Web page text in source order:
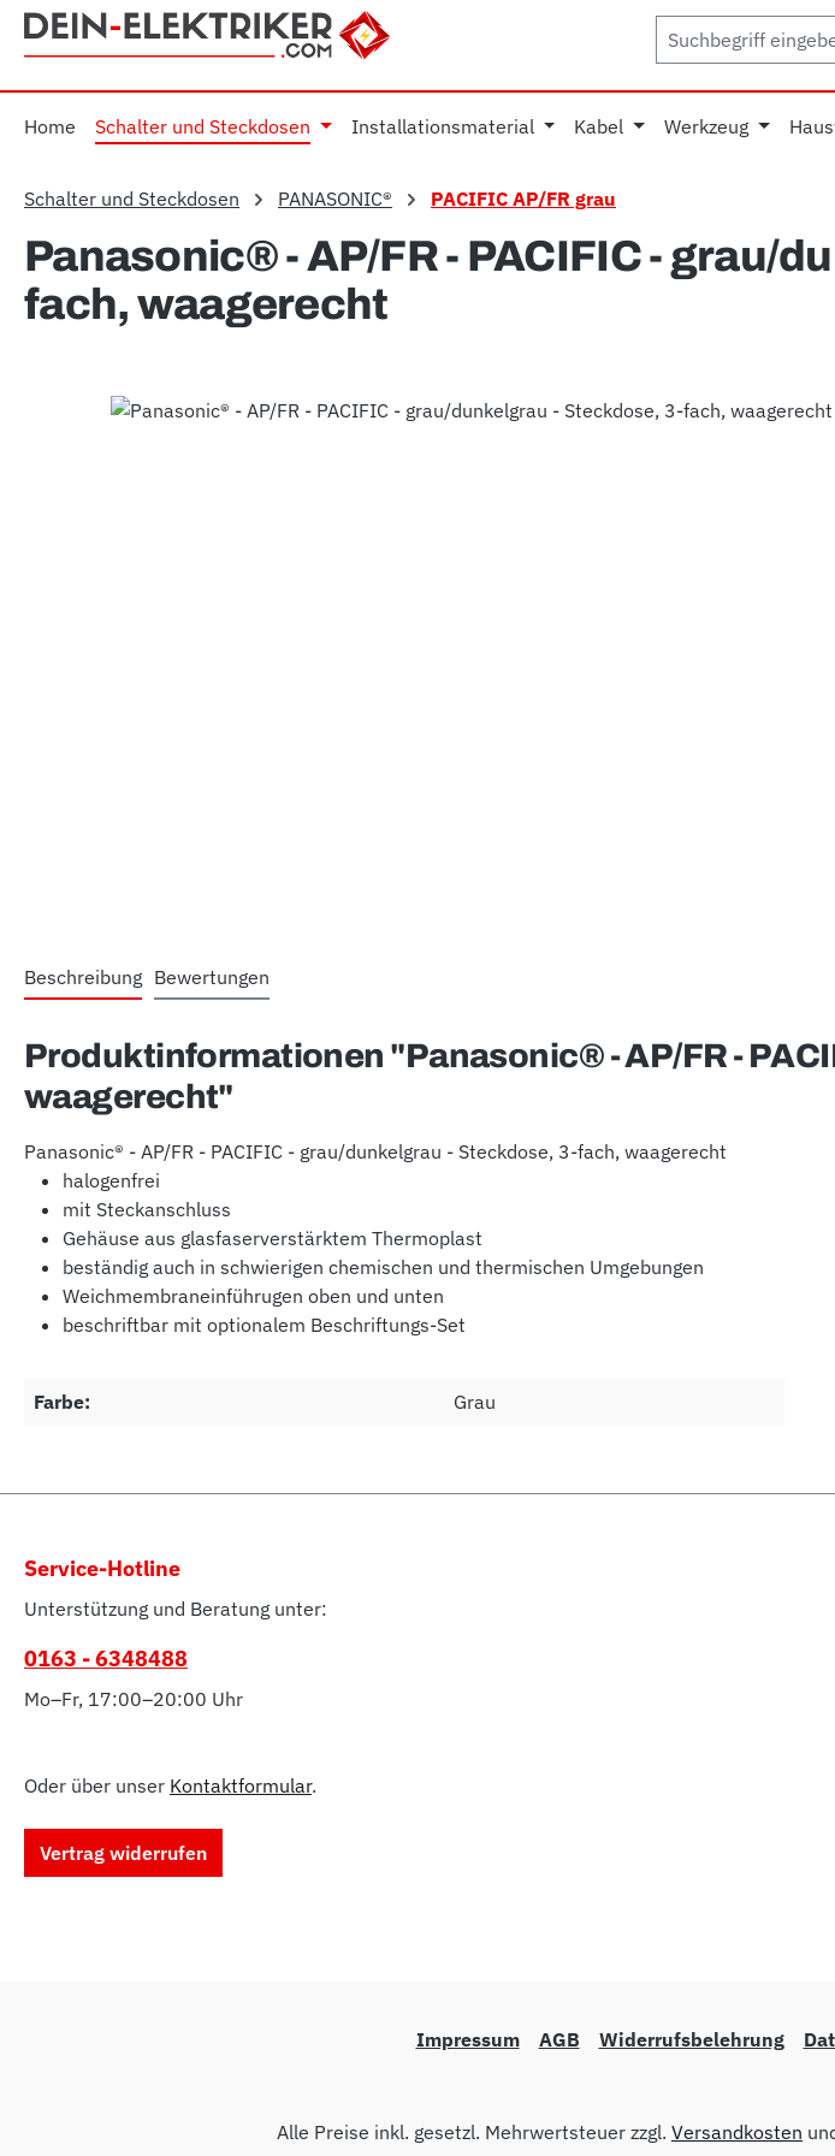
Hauptinhalt springen
Zur Suche springen
Zur Hauptnavigation springen
Home Schalter und Steckdosen Installationsmaterial Kabel Werkzeug
Schalter und Steckdosen PANASONIC® PACIFIC AP/FR grau
Panasonic® - AP/FR - PACIFIC - grau/
fach, waagerecht
Bildergalerie überspringen
Beschreibung Bewertungen
Produktinformationen "Panasonic® - AP/FR -
waagerecht"
Panasonic® - AP/FR - PACIFIC - grau/dunkelgrau - Steckdose, 3-fach, waagerecht
halogenfrei
mit Steckanschluss
Gehäuse aus glasfaserverstärktem Thermoplast
beständig auch in schwierigen chemischen und thermischen Umgebungen
Weichmembraneinführugen oben und unten
beschriftbar mit optionalem Beschriftungs-Set
Farbe: Grau
Service-Hotline
Unterstützung und Beratung unter:
0163 - 6348488
Mo–Fr, 17:00–20:00 Uhr
Oder über unser Kontaktformular.
Vertrag widerrufen
Impressum AGB Widerrufsbelehrung
Alle Preise inkl. gesetzl. Mehrwertsteuer zzgl. Versandkosten